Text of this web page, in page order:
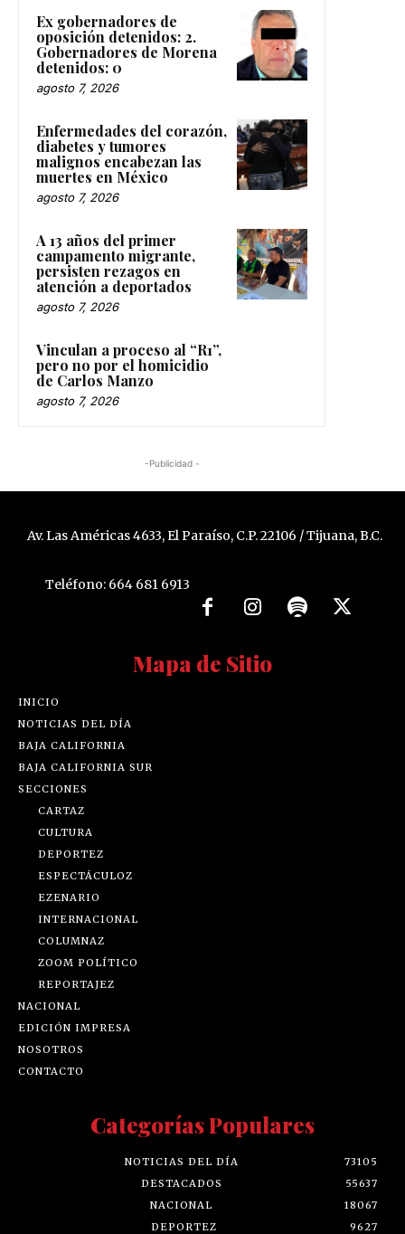
Ex gobernadores de
oposición detenidos: 2.
Gobernadores de Morena
detenidos: 0
agosto 7, 2026
Enfermedades del corazón,
diabetes y tumores
malignos encabezan las
muertes en México
agosto 7, 2026
A 13 años del primer
campamento migrante,
persisten rezagos en
atención a deportados
agosto 7, 2026
Vinculan a proceso al “R1”,
pero no por el homicidio
de Carlos Manzo
agosto 7, 2026
-Publicidad -
Av. Las Américas 4633, El Paraíso, C.P. 22106 / Tijuana, B.C.
Teléfono: 664 681 6913
Mapa de Sitio
INICIO
NOTICIAS DEL DÍA
BAJA CALIFORNIA
BAJA CALIFORNIA SUR
SECCIONES
CARTAZ
CULTURA
DEPORTEZ
ESPECTÁCULOZ
EZENARIO
INTERNACIONAL
COLUMNAZ
ZOOM POLÍTICO
REPORTAJEZ
NACIONAL
EDICIÓN IMPRESA
NOSOTROS
CONTACTO
Categorías Populares
NOTICIAS DEL DÍA
73105
DESTACADOS
55637
NACIONAL
18067
DEPORTEZ
9627